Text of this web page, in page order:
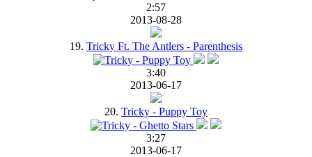
2:57
2013-08-28
19. Tricky Ft. The Antlers - Parenthesis
3:40
2013-06-17
20. Tricky - Puppy Toy
3:27
2013-06-17